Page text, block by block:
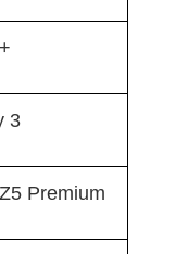
3
Premium